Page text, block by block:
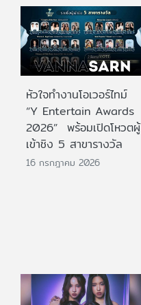
หัวใจทำงานโอเวอร์ไทม์
“Y Entertain Awards
2026” พร้อมเปิดโหวตผู้
เข้าชิง 5 สาขารางวัล
16 กรกฎาคม 2026